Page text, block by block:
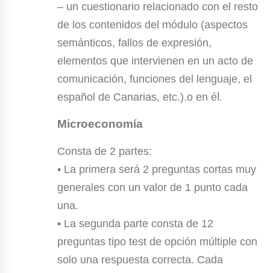
– un cuestionario relacionado con el resto
de los contenidos del módulo (aspectos
semánticos, fallos de expresión,
elementos que intervienen en un acto de
comunicación, funciones del lenguaje, el
español de Canarias, etc.).o en é l.
Microeconomía
Consta de 2 partes:
• La primera será 2 preguntas cortas muy
generales con un valor de 1 punto cada
una.
• La segunda parte consta de 12
preguntas tipo test de opción múltiple con
solo una respuesta correcta. Cada